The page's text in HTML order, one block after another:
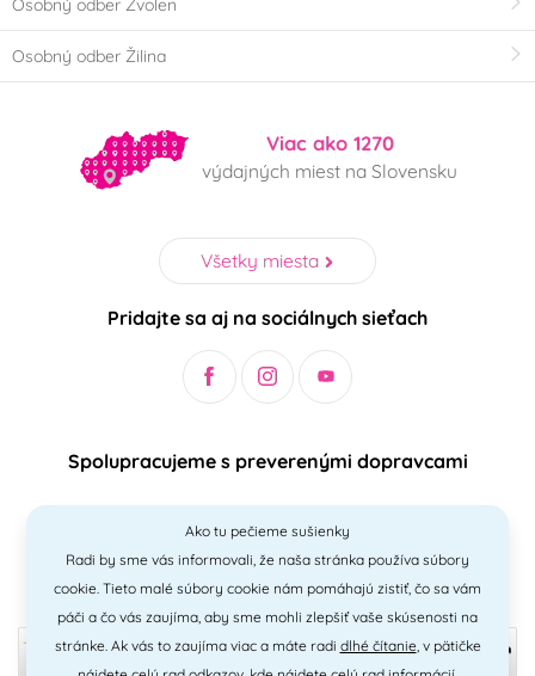
Osobný odber Zvolen
Osobný odber Žilina
Viac ako 1270
výdajných miest na Slovensku
Všetky miesta
Pridajte sa aj na sociálnych sieťach
Spolupracujeme s preverenými dopravcami
Bezpečný a jednoduchý spôsob platieb
Ako tu pečieme sušienky
Radi by sme vás informovali, že naša stránka používa súbory
cookie. Tieto malé súbory cookie nám pomáhajú zistiť, čo sa vám
páči a čo vás zaujíma, aby sme mohli zlepšiť vaše skúsenosti na
stránke. Ak vás to zaujíma viac a máte radi dlhé čítanie, v pätičke